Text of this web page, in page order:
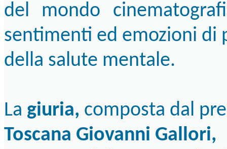
del mondo
sentimenti ed emozioni di
della salute mentale.
La giuria, composta dal
Toscana Giovanni Gallori,